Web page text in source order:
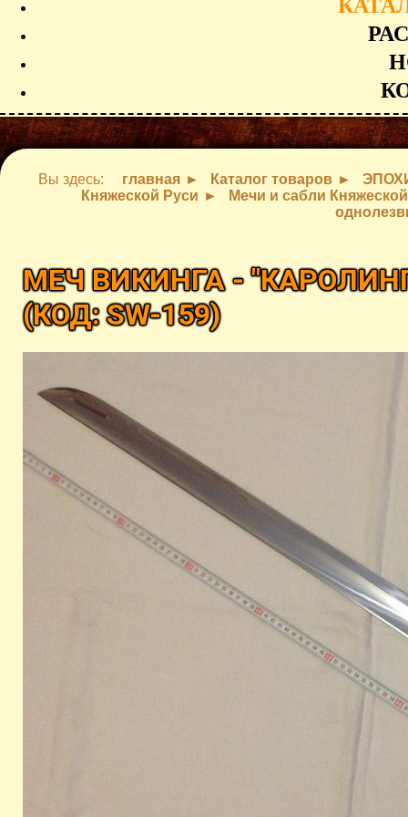
Вы здесь: главная Каталог товаров
Княжеской Руси
Мечи и сабли
МЕЧ ВИКИНГА -
(КОД:SW-159)